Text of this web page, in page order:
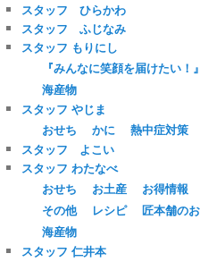
スタッフ ひらかわ
スタッフ ふじなみ
スタッフ もりにし
『みんなに笑顔を届けたい！
海産物
スタッフ やじま
おせち
かに
熱中症対策
スタッフ よこい
スタッフ わたなべ
おせち
お土産 お得情報
その他
レシピ 匠本舗の
海産物
スタッフ 仁井本